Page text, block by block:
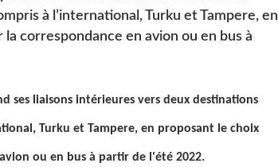
à l’international, Turku et Tampere, en
correspondance en avion ou en bus à
ses liaisons intérieures vers deux destinations
Turku et Tampere, en proposant le choix
ou en bus à partir de l'été 2022.